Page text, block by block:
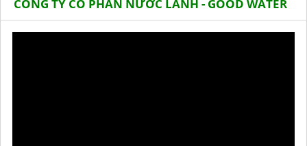
CÔNG TY CỔ PHẦN NƯỚC LÀNH - GOOD WATER